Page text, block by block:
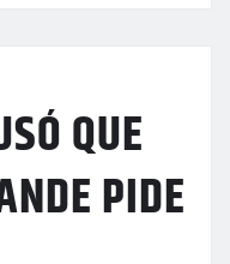
QUE
PIDE